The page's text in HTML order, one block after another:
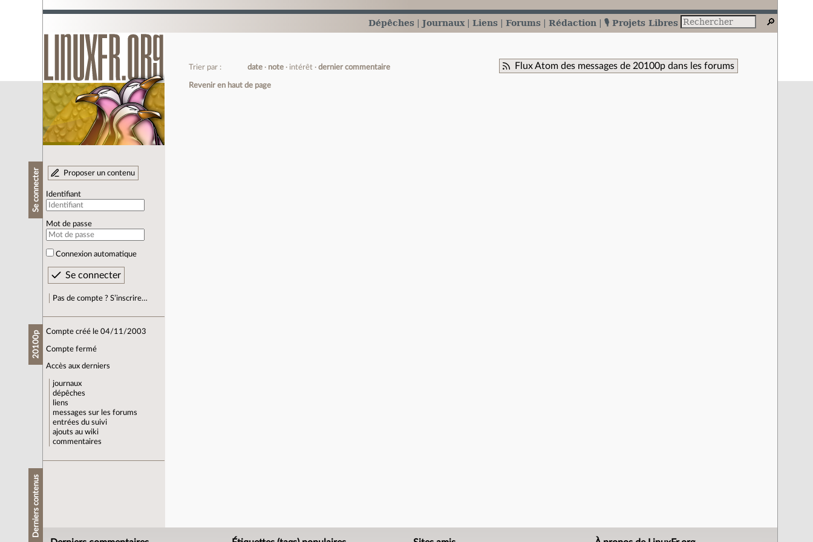
Dépêches Journaux Liens Forums Rédaction 🎙️ Projets Libres
Se connecter Proposer un contenu
Identifiant
Mot de passe
Connexion automatique
Pas de compte ? S’inscrire…
20100p Compte créé le 04/11/2003
Compte fermé
Accès aux derniers
journaux
dépêches
liens
messages sur les forums
entrées du suivi
ajouts au wiki
commentaires
Derniers contenus
Flux Atom des messages de 20100p dans les forums
Trier par : date note intérêt dernier commentaire
Revenir en haut de page